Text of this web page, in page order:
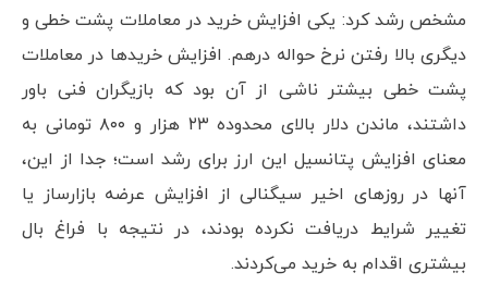
مشخص رشد کرد: یکی افزایش خرید در معاملات پشت خطی و
دیگری بالا رفتن نرخ حواله درهم. افزایش خریدها در معاملات
پشت خطی بیشتر ناشی از آن بود که بازیگران فنی باور
داشتند، ماندن دلار بالای محدوده ۲۳ هزار و ۸۰۰ تومانی به
معنای افزایش پتانسیل این ارز برای رشد است؛ جدا از این،
آنها در روزهای اخیر سیگنالی از افزایش عرضه بازارساز یا
تغییر شرایط دریافت نکرده بودند، در نتیجه با فراغ بال
بیشتری اقدام به خرید می‌کردند.